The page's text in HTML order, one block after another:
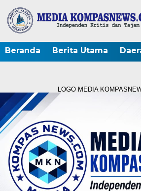
Beranda Berita Utama
LOGO MEDIA